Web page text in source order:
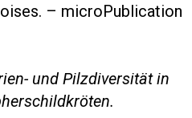
– microPublication
und Pilzdiversität in